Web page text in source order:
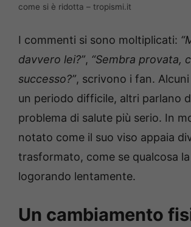
come si è ridotta – tropismi.it
I commenti si sono moltiplicati:
davvero lei?”, “Sembra provata,
successo?”, scrivono i fan.
un periodo difficile, altri parlano
problema di salute più serio. In
notato come il suo viso appaia
trasformato, come se qualcosa
logorando lentamente.
Un cambiamento